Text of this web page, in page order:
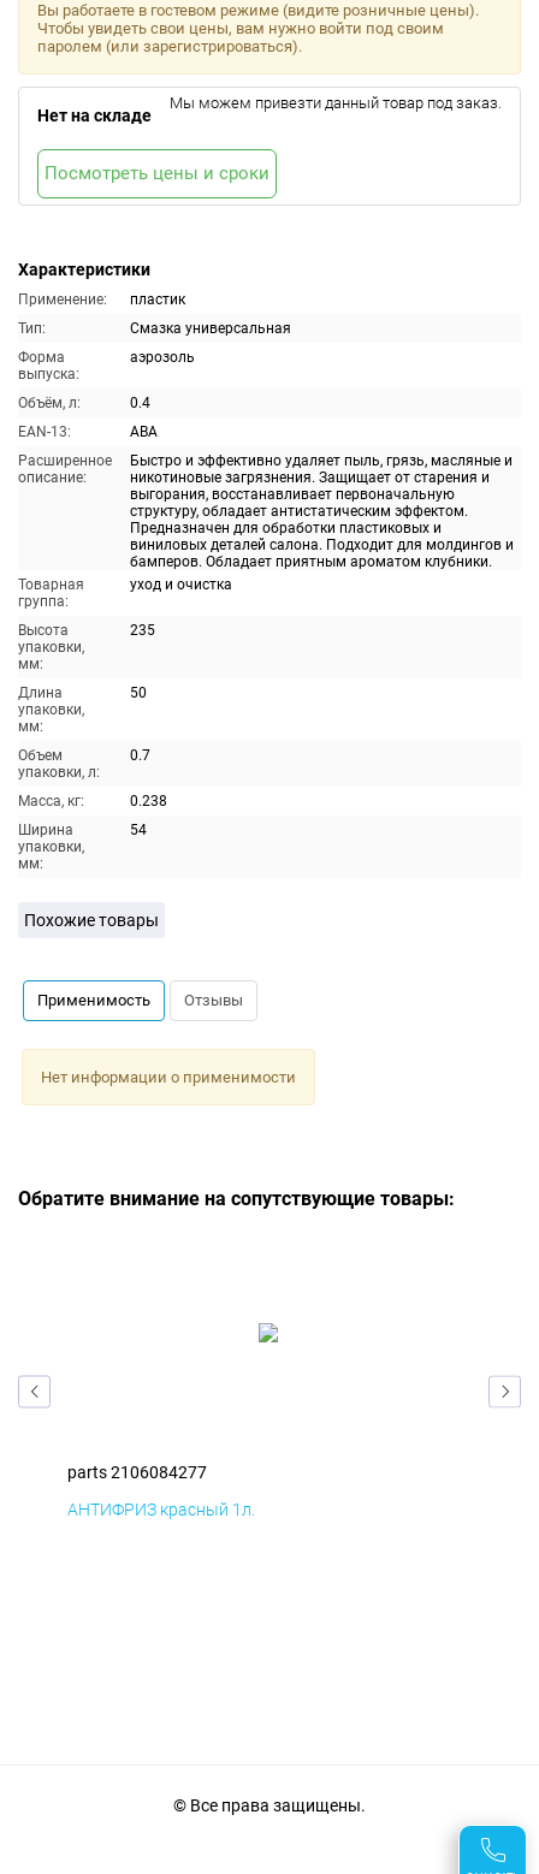
Характеристики
Применение:
пластик
Тип:
Смазка универсальная
Форма
выпуска:
аэрозоль
Объём, л:
0.4
EAN-13:
ABA
Расширенное
описание:
Быстро и эффективно удаляет пыль, грязь, масляные и
никотиновые загрязнения. Защищает от старения и
выгорания, восстанавливает первоначальную
структуру, обладает антистатическим эффектом.
Предназначен для обработки пластиковых и
виниловых деталей салона. Подходит для молдингов и
бамперов. Обладает приятным ароматом клубники.
Товарная
группа:
уход и очистка
Высота
упаковки,
мм:
235
Длина
упаковки,
мм:
50
Объем
упаковки, л:
0.7
Масса, кг:
0.238
Ширина
упаковки,
мм:
54
Вы работаете в гостевом режиме (видите розничные цены).
Чтобы увидеть свои цены, вам нужно войти под своим
паролем (или зарегистрироваться).
Нет на складе
Мы можем привезти данный товар под заказ.
Посмотреть цены и сроки
Похожие товары
Применимость Отзывы
Нет информации о применимости
Обратите внимание на сопутствующие товары:
parts 2106084277
АНТИФРИЗ красный 1л.
© Все права защищены.